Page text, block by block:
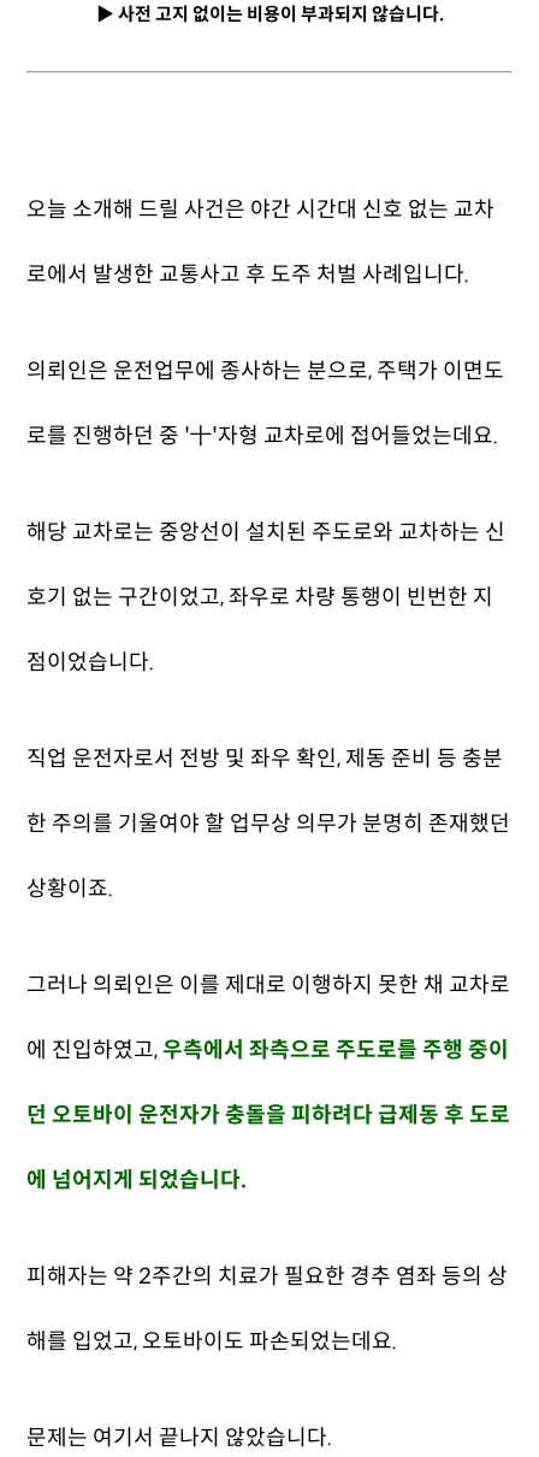
▶ 사전 고지 없이는 비용이 부과되지 않습니다.
오늘 소개해 드릴 사건은 야간 시간대 신호 없는 교차
로에서 발생한 교통사고 후 도주 처벌 사례입니다.
의뢰인은 운전업무에 종사하는 분으로, 주택가 이면도
로를 진행하던 중 '十'자형 교차로에 접어들었는데요.
해당 교차로는 중앙선이 설치된 주도로와 교차하는 신
호기 없는 구간이었고, 좌우로 차량 통행이 빈번한 지
점이었습니다.
직업 운전자로서 전방 및 좌우 확인, 제동 준비 등 충분
한 주의를 기울여야 할 업무상 의무가 분명히 존재했던
상황이죠.
그러나 의뢰인은 이를 제대로 이행하지 못한 채 교차로
에 진입하였고,우측에서 좌측으로 주도로를 주행 중이
던 오토바이 운전자가 충돌을 피하려다 급제동 후 도로
에 넘어지게 되었습니다.
피해자는 약 2주간의 치료가 필요한 경추 염좌 등의 상
해를 입었고, 오토바이도 파손되었는데요.
문제는 여기서 끝나지 않았습니다.